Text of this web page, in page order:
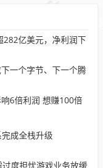
282亿美元，净利润下
一个字节、下一个腾
6倍利润 想赚100倍
成全栈升级
度担忧游戏业务放缓